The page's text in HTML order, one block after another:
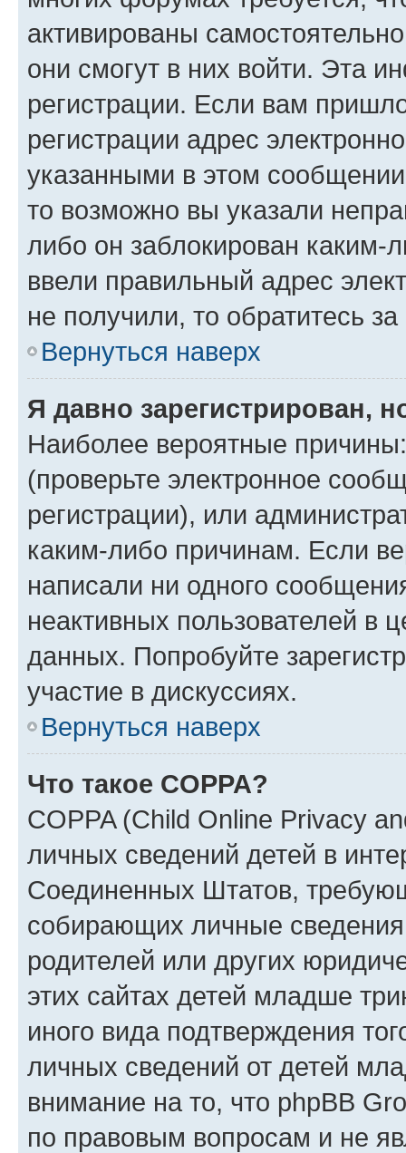
активированы
они смогут в них войти. Эта
регистрации. Если вам
регистрации адрес
указанными в этом
то возможно вы указали
либо он заблокирован
ввели правильный адрес
не получили, то обратитесь
Вернуться наверх
Я давно зарегистрирован,
Наиболее вероятные
(проверьте электронное
регистрации), или
каким-либо причинам. Если
написали ни одного
неактивных пользователей в
данных. Попробуйте
участие в дискуссиях.
Вернуться наверх
Что такое COPPA?
COPPA (Child Online Privacy
личных сведений детей в
Соединенных Штатов,
собирающих личные
родителей или других
этих сайтах детей младше
иного вида подтверждения
личных сведений от детей
внимание на то, что phpBB
по правовым вопросам и не